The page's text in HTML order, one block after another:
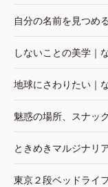
自分の名前を見つめ
しないことの美学｜
地球にさわりたい｜
魅惑の場所、スナッ
ときめきマルジナリ
東京２段ベッドライ